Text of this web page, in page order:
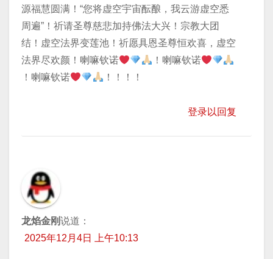
源福慧圆满！“您将虚空宇宙酝酿，我云游虚空悉
周遍”！祈请圣尊慈悲加持佛法大兴！宗教大团
结！虚空法界变莲池！祈愿具恩圣尊恒欢喜，虚空
法界尽欢颜！喇嘛钦诺
！喇嘛钦诺
！喇嘛钦诺
！！！！
登录以回复
龙焰金刚说道：
2025年12月4日 上午10:13